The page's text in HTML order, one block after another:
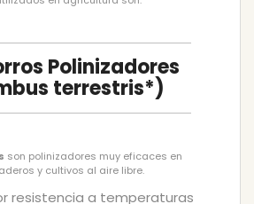
Polinizadores
terrestris*)
son polinizadores muy eficaces en
y cultivos al aire libre.
resistencia a temperaturas